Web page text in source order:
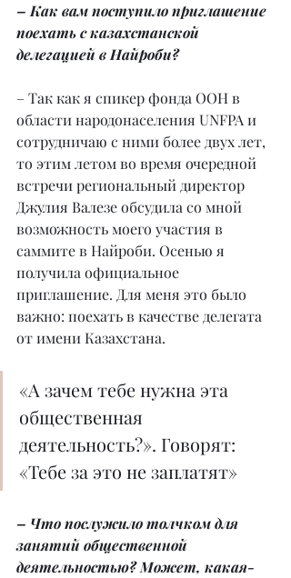
– Как вам поступило приглашение
поехать с казахстанской
делегацией в Найроби?
– Так как я спикер фонда ООН в
области народонаселения UNFPA и
сотрудничаю с ними более двух лет,
то этим летом во время очередной
встречи региональный директор
Джулия Валезе обсудила со мной
возможность моего участия в
саммите в Найроби. Осенью я
получила официальное
приглашение. Для меня это было
важно: поехать в качестве делегата
от имени Казахстана.
«А зачем тебе нужна эта
общественная
деятельность?». Говорят:
«Тебе за это не заплатят»
– Что послужило толчком для
занятий общественной
деятельностью? Может, какая-